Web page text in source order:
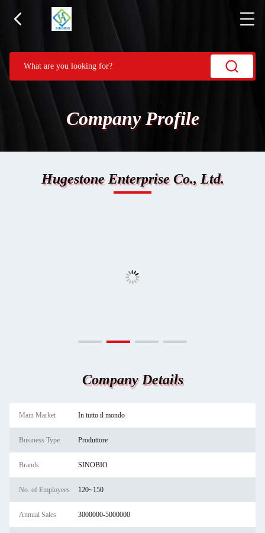
Company Profile
Hugestone Enterprise Co., Ltd.
Company Details
Main Market In tutto il mondo
Business Type Produttore
Brands SINOBIO
No. of Employees 120~150
Annual Sales 3000000-5000000